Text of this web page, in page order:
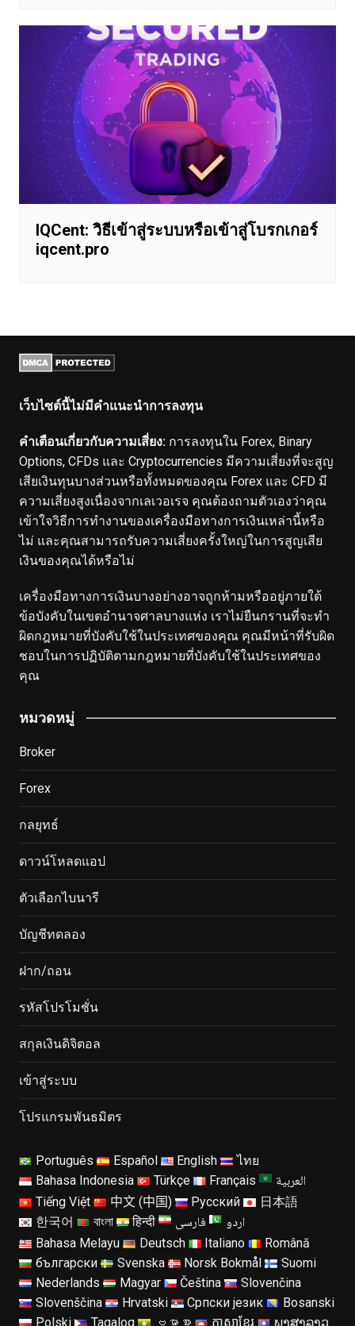
IQCent: วิธีเข้าสู่ระบบหรือเข้าสู่โบรกเกอร์
iqcent.pro
เว็บไซต์นี้ไม่มีคำแนะนำการลงทุน
คำเตือนเกี่ยวกับความเสี่ยง:การลงทุนใน Forex, Binary
Options, CFDs และ Cryptocurrencies มีความเสี่ยงที่จะสูญ
เสียเงินทุนบางส่วนหรือทั้งหมดของคุณ Forex และ CFD มี
ความเสี่ยงสูงเนื่องจากเลเวอเรจ คุณต้องถามตัวเองว่าคุณ
เข้าใจวิธีการทำงานของเครื่องมือทางการเงินเหล่านี้หรือ
ไม่ และคุณสามารถรับความเสี่ยงครั้งใหญ่ในการสูญเสีย
เงินของคุณได้หรือไม่
เครื่องมือทางการเงินบางอย่างอาจถูกห้ามหรืออยู่ภายใต้
ข้อบังคับในเขตอำนาจศาลบางแห่ง เราไม่ยืนกรานที่จะทำ
ผิดกฎหมายที่บังคับใช้ในประเทศของคุณ คุณมีหน้าที่รับผิด
ชอบในการปฏิบัติตามกฎหมายที่บังคับใช้ในประเทศของ
คุณ
หมวดหมู่
Broker
Forex
กลยุทธ์
ดาวน์โหลดแอป
ตัวเลือกไบนารี
บัญชีทดลอง
ฝาก/ถอน
รหัสโปรโมชั่น
สกุลเงินดิจิตอล
เข้าสู่ระบบ
โปรแกรมพันธมิตร
Português Español English
ไทย
Bahasa Indonesia
Türkçe Français العربية
Tiếng Việt 中文 (中国) Русский
日本語
한국어
বাংলা हिन्दी فارسی اردو
Bahasa Melayu Deutsch Italiano
Română
български
Svenska Norsk Bokmål
Suomi
Nederlands
Magyar Čeština
Slovenčina
Slovenščina
Hrvatski Српски језик
Bosanski
Polski
Tagalog ဗမာစာ ភាសាខ្មែរ ພາສາລາວ